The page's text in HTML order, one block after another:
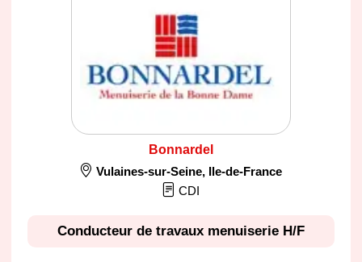
Bonnardel
Vulaines-sur-Seine, Ile-de-France
CDI
Conducteur de travaux menuiserie H/F